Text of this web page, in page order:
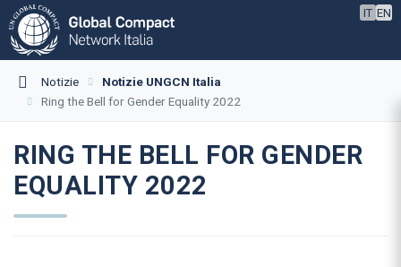
IT EN
Notizie
Notizie UNGCN Italia
Ring the Bell for Gender Equality 2022
RING THE BELL FOR GENDER
EQUALITY 2022